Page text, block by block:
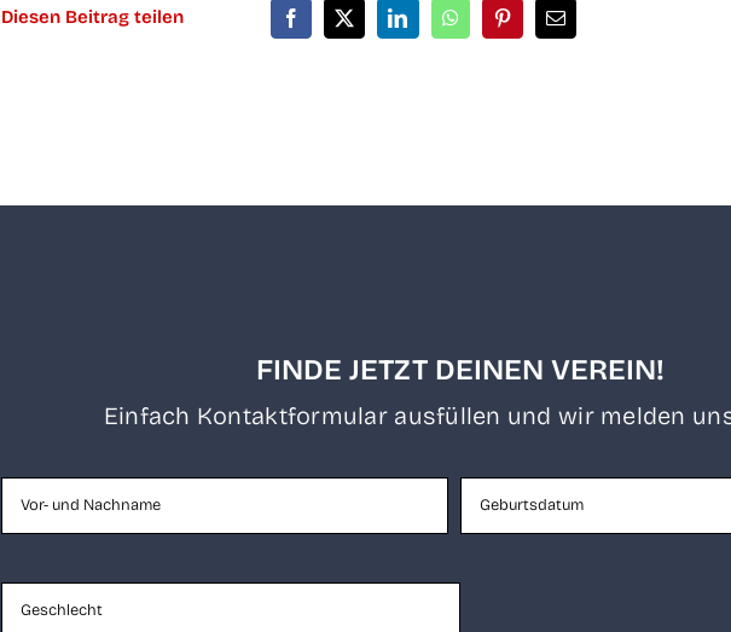
Die­sen Bei­trag teilen
FINDE JETZT DEINEN VEREIN!
Ein­fach Kon­takt­for­mu­lar aus­fül­len und wir mel­den